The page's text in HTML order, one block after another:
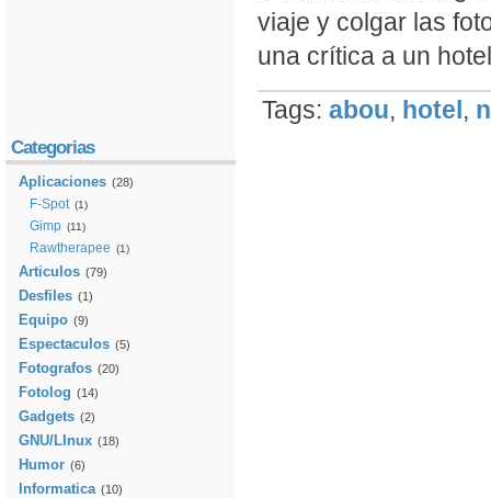
viaje y colgar las
una crí­tica a un
Tags: abou, hotel,
Categorias
Aplicaciones (28)
F-Spot (1)
Gimp (11)
Rawtherapee (1)
Articulos (79)
Desfiles (1)
Equipo (9)
Espectaculos (5)
Fotografos (20)
Fotolog (14)
Gadgets (2)
GNU/LInux (18)
Humor (6)
Informatica (10)